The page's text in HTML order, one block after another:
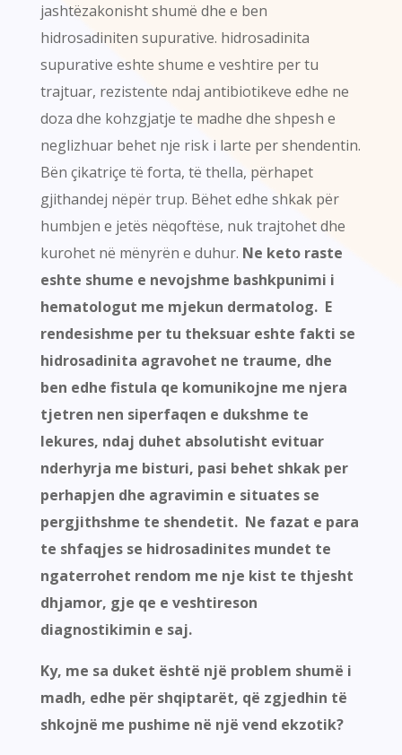
jashtëzakonisht shumë dhe e ben
hidrosadiniten supurative. hidrosadinita
supurative eshte shume e veshtire per tu
trajtuar, rezistente ndaj antibiotikeve edhe ne
doza dhe kohzgjatje te madhe dhe shpesh e
neglizhuar behet nje risk i larte per shendentin.
Bën çikatriçe të forta, të thella, përhapet
gjithandej nëpër trup. Bëhet edhe shkak për
humbjen e jetës nëqoftëse, nuk trajtohet dhe
kurohet në mënyrën e duhur. Ne keto raste
eshte shume e nevojshme bashkpunimi i
hematologut me mjekun dermatolog. E
rendesishme per tu theksuar eshte fakti se
hidrosadinita agravohet ne traume, dhe
ben edhe fistula qe komunikojne me njera
tjetren nen siperfaqen e dukshme te
lekures, ndaj duhet absolutisht evituar
nderhyrja me bisturi, pasi behet shkak per
perhapjen dhe agravimin e situates se
pergjithshme te shendetit. Ne fazat e para
te shfaqjes se hidrosadinites mundet te
ngaterrohet rendom me nje kist te thjesht
dhjamor, gje qe e veshtireson
diagnostikimin e saj.
Ky, me sa duket është një problem shumë i
madh, edhe për shqiptarët, që zgjedhin të
shkojnë me pushime në një vend ekzotik?